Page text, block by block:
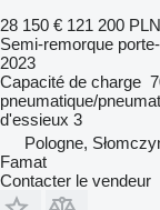
28 150 € 121 200 PLN
Semi-remorque
2023
Capacité de charge
pneumatique/
d'essieux 3
Pologne,
Famat
Contacter le vendeur